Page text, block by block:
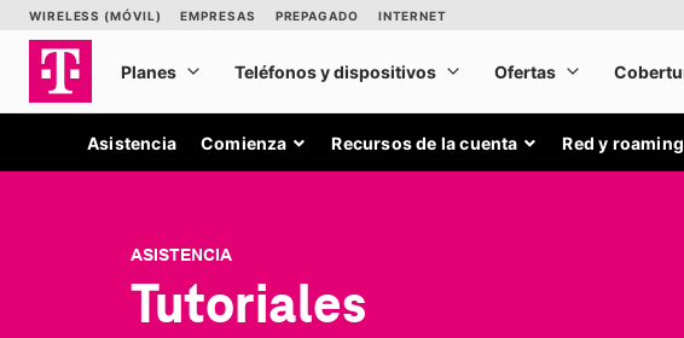
Asistencia Comienza Recursos de la cuenta Red y roaming
ASISTENCIA
Tutoriales